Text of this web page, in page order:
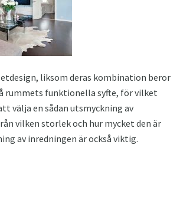
liksom deras kombination beror
rummets funktionella syfte, för vilket
välja en sådan utsmyckning av
vilken storlek och hur mycket den är
av inredningen är också viktig.